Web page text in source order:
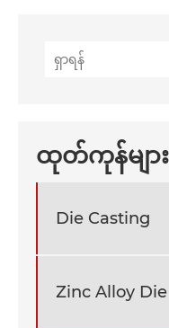
ထုတ်ကုန်များ
Die Casting
Zinc Alloy Die